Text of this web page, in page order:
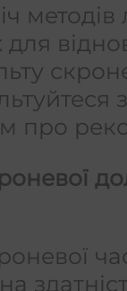
методів
для
про